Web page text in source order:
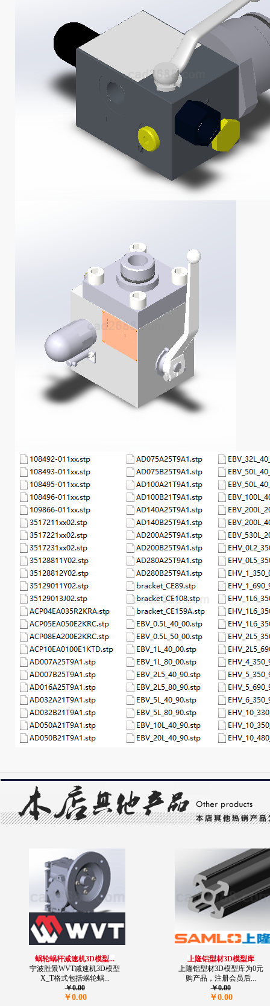
蜗轮蜗杆减速机3D模型...
宁波胜景WVT减速机3D模型
X_T格式包括蜗轮蜗...
￥0.00
￥0.00
上隆铝型材3D模型库
上隆铝型材3D模型库为0元
购产品，注册会员后...
￥0.00
￥0.00